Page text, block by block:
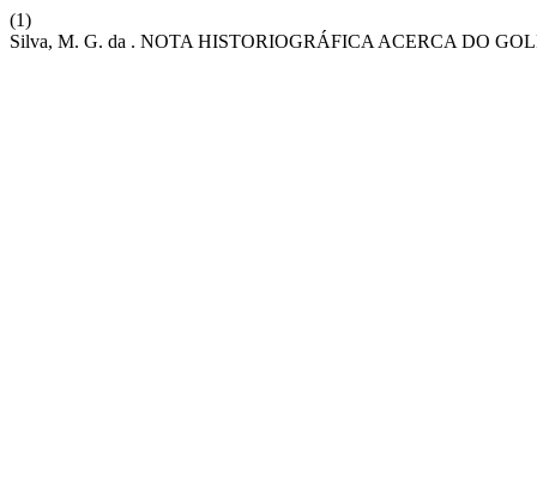
(1)
Silva, M. G. da . NOTA HISTORIOGRÁFICA ACERCA DO